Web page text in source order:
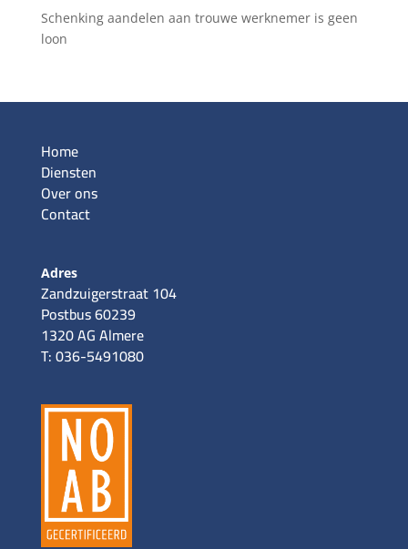
Schenking aandelen aan trouwe werknemer is geen
loon
Home
Diensten
Over ons
Contact
Adres
Zandzuigerstraat 104
Postbus 60239
1320 AG Almere
T: 036-5491080